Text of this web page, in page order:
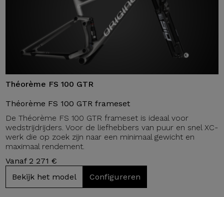
Théorème FS 100 GTR
Théorème FS 100 GTR frameset
De Théorème FS 100 GTR frameset is ideaal voor
wedstrijdrijders. Voor de liefhebbers van puur en snel XC-
werk die op zoek zijn naar een minimaal gewicht en
maximaal rendement.
Vanaf 2 271 €
Bekijk het model
Configureren